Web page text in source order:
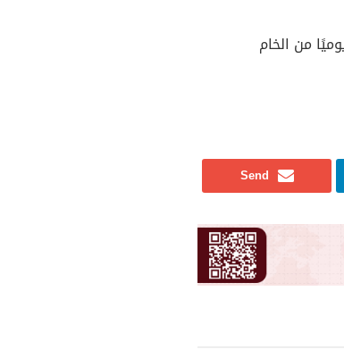
إقليم كردستان، و75 ألف برميل يوميًا من الخام
Send